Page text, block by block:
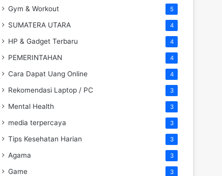
Gym & Workout 5
SUMATERA UTARA 4
HP & Gadget Terbaru 4
PEMERINTAHAN 4
Cara Dapat Uang Online 4
Rekomendasi Laptop / PC 3
Mental Health 3
media terpercaya 3
Tips Kesehatan Harian 3
Agama 3
Game 3